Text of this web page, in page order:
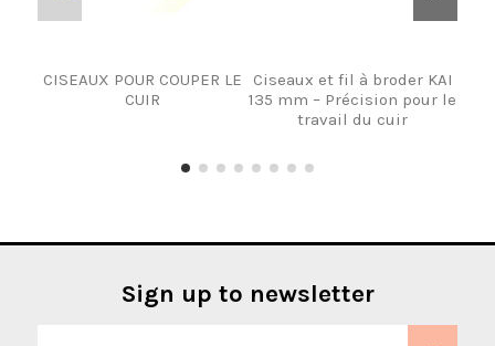
CISEAUX POUR COUPER LE
CUIR
Ciseaux et fil à broder KAI
135 mm – Précision pour le
travail du cuir
Sign up to newsletter